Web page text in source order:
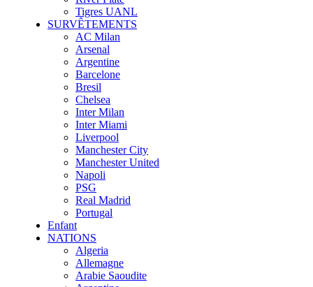
Tigres UANL
SURVÊTEMENTS
AC Milan
Arsenal
Argentine
Barcelone
Bresil
Chelsea
Inter Milan
Inter Miami
Liverpool
Manchester City
Manchester United
Napoli
PSG
Real Madrid
Portugal
Enfant
NATIONS
Algeria
Allemagne
Arabie Saoudite